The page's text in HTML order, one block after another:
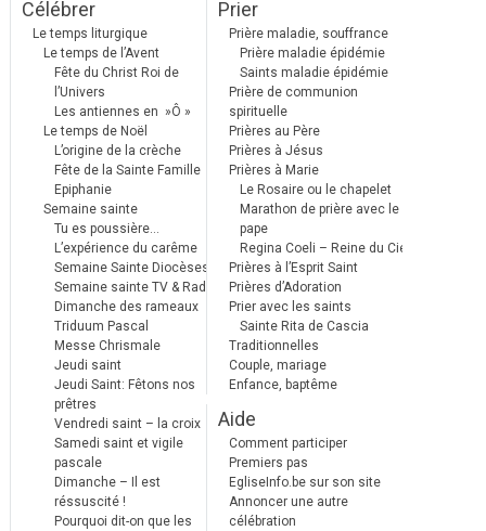
Célébrer
Le temps liturgique
Le temps de l’Avent
Fête du Christ Roi de
l’Univers
Les antiennes en »Ô »
Le temps de Noël
L’origine de la crèche
Fête de la Sainte Famille
Epiphanie
Semaine sainte
Tu es poussière…
L’expérience du carême
Semaine Sainte Diocèses
Semaine sainte TV & Radio
Dimanche des rameaux
Triduum Pascal
Messe Chrismale
Jeudi saint
Jeudi Saint: Fêtons nos
prêtres
Vendredi saint – la croix
Samedi saint et vigile
pascale
Dimanche – Il est
réssuscité !
Pourquoi dit-on que les
Prier
Prière maladie, souffrance
Prière maladie épidémie
Saints maladie épidémie
Prière de communion
spirituelle
Prières au Père
Prières à Jésus
Prières à Marie
Le Rosaire ou le chapelet
Marathon de prière avec le
pape
Regina Coeli – Reine du Ciel
Prières à l’Esprit Saint
Prières d’Adoration
Prier avec les saints
Sainte Rita de Cascia
Traditionnelles
Couple, mariage
Enfance, baptême
Aide
Comment participer
Premiers pas
EgliseInfo.be sur son site
Annoncer une autre
célébration